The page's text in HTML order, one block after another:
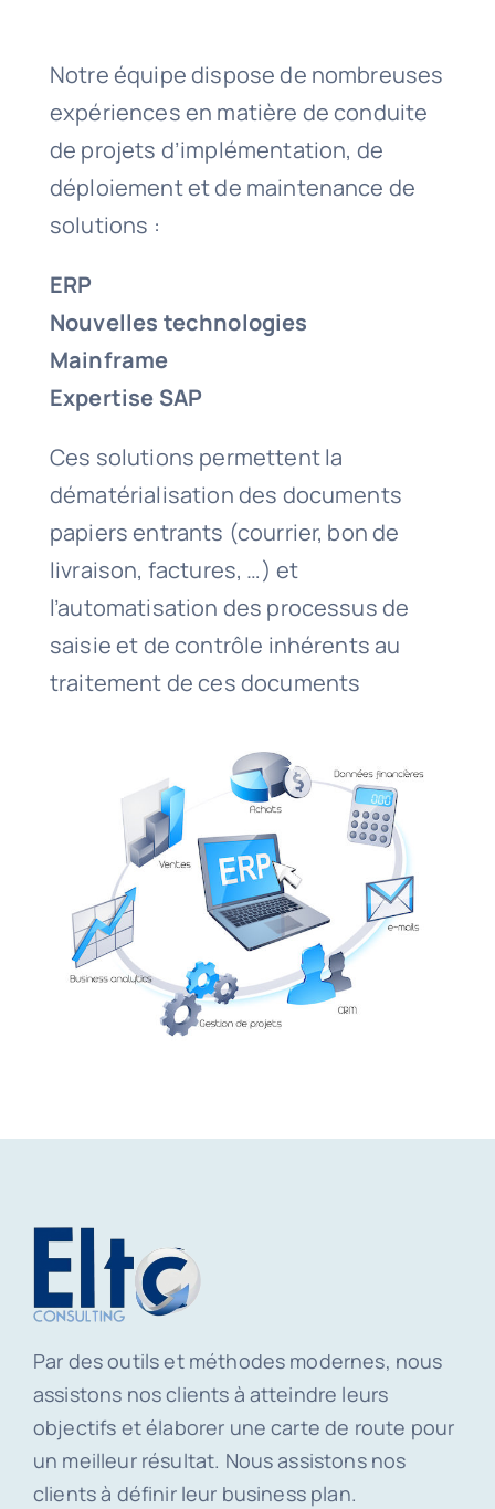
Espace média
Demandez un devis
Notre équipe dispose de nombreuses
expériences en matière de conduite
de projets d’implémentation, de
déploiement et de maintenance de
solutions :
ERP
Nouvelles technologies
Mainframe
Expertise SAP
Ces solutions permettent la
dématérialisation des documents
papiers entrants (courrier, bon de
livraison, factures, …) et
l’automatisation des processus de
saisie et de contrôle inhérents au
traitement de ces documents
Par des outils et méthodes modernes, nous
assistons nos clients à atteindre leurs
objectifs et élaborer une carte de route pour
un meilleur résultat. Nous assistons nos
clients à définir leur business plan.